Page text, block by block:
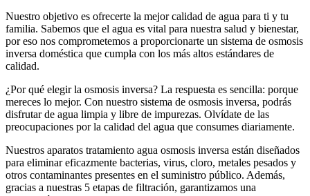
Nuestro objetivo es ofrecerte la mejor calidad de agua para ti y tu
familia. Sabemos que el agua es vital para nuestra salud y bienestar,
por eso nos comprometemos a proporcionarte un sistema de osmosis
inversa doméstica que cumpla con los más altos estándares de
calidad.
¿Por qué elegir la osmosis inversa? La respuesta es sencilla: porque
mereces lo mejor. Con nuestro sistema de osmosis inversa, podrás
disfrutar de agua limpia y libre de impurezas. Olvídate de las
preocupaciones por la calidad del agua que consumes diariamente.
Nuestros aparatos tratamiento agua osmosis inversa están diseñados
para eliminar eficazmente bacterias, virus, cloro, metales pesados ​​y
otros contaminantes presentes en el suministro público. Además,
gracias a nuestras 5 etapas de filtración, garantizamos una